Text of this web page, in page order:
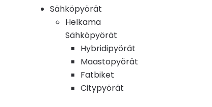
Sähköpyörät
Helkama
Sähköpyörät
Hybridipyörät
Maastopyörät
Fatbiket
Citypyörät